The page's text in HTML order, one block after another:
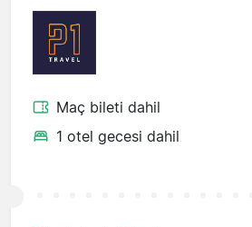
Maç bileti dahil
1 otel gecesi dahil